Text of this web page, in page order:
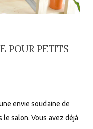
POUR PETITS
envie soudaine de
salon. Vous avez déjà